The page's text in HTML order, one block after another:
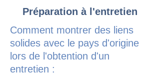
Préparation à l'entretien
Comment montrer des liens
solides avec le pays d'origine
lors de l'obtention d'un
entretien :